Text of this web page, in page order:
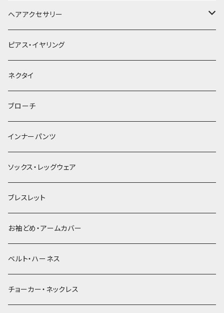
ヘアアクセサリー
ヘアクリップ
ヘッドドレス・カチューシャ
ヘアゴム
簪
ピアス・イヤリング
ネクタイ
ブローチ
インナーパンツ
ソックス・レッグウェア
ブレスレット
お袖どめ・アームカバー
ベルト・ハーネス
チョーカー・ネックレス